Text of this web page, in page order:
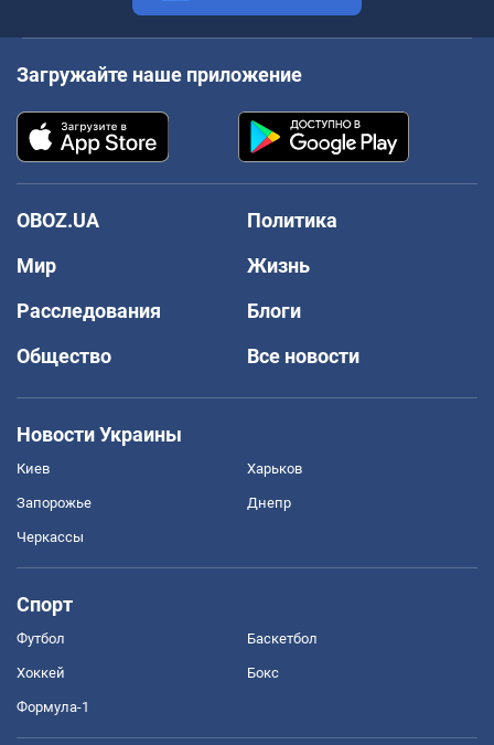
Загружайте наше приложение
OBOZ.UA
Политика
Мир
Жизнь
Расследования
Блоги
Общество
Все новости
Новости Украины
Киев Харьков
Запорожье Днепр
Черкассы
Спорт
Футбол Баскетбол
Хоккей Бокс
Формула-1